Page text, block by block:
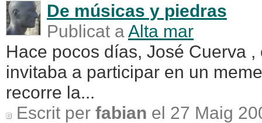
De músicas y piedras
Publicat aAlta mar
Hace pocos días, José Cuerva
invitaba a participar en un
recorre la...
Escrit per fabian el 27 Maig